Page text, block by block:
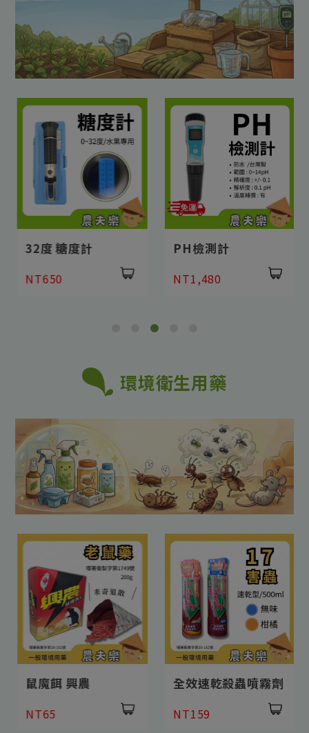
32度 糖度計
NT650
PH檢測計
NT1,480
環境衛生用藥
鼠魔餌 興農
NT65
全效速乾殺蟲噴霧劑
NT159